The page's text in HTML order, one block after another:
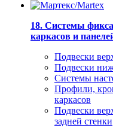
18. Системы
каркасов и
Подвески
Подвески
Системы
Профили,
каркасов
Подвески
задней стенки